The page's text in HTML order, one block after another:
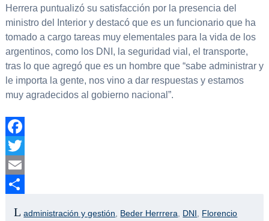
Herrera puntualizó su satisfacción por la presencia del
ministro del Interior y destacó que es un funcionario que ha
tomado a cargo tareas muy elementales para la vida de los
argentinos, como los DNI, la seguridad vial, el transporte,
tras lo que agregó que es un hombre que “sabe administrar y
le importa la gente, nos vino a dar respuestas y estamos
muy agradecidos al gobierno nacional”.
Facebook
Twitter
Email
administración y gestión Beder Herrrera DNI
Florencio